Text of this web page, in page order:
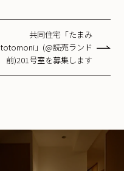
共同住宅「たまみ
totomoni」(@読売ランド
前)201号室を募集します